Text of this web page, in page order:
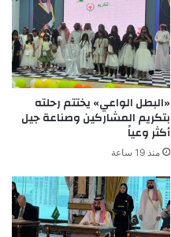
«البطل الواعي» يختتم رحلته
بتكريم المشاركين وصناعة جيل
أكثر وعياً
منذ 19 ساعة